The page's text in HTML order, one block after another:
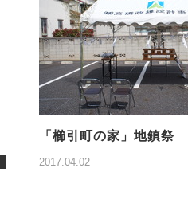
「櫛引町の家」地鎮祭
2017.04.02